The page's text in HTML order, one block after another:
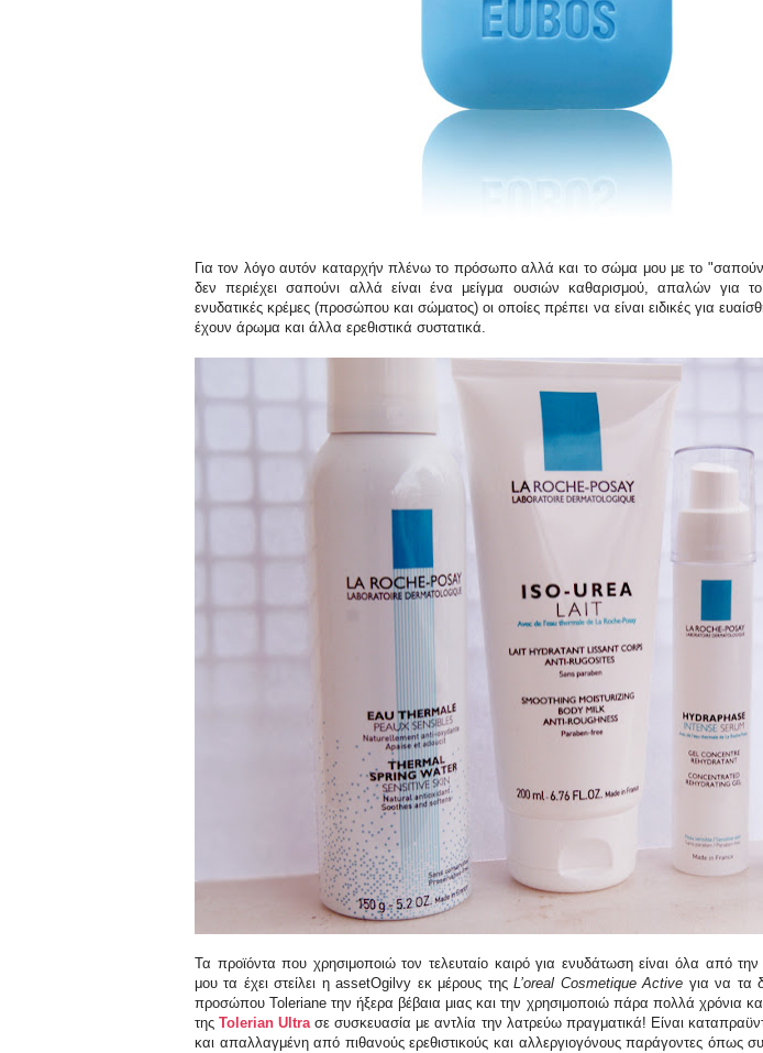
Για τον λόγο αυτόν καταρχήν πλένω το πρόσωπο αλλά και το σώμα μου με το
δεν περιέχει σαπούνι αλλά είναι ένα μείγμα ουσιών καθαρισμού, απαλών για
ενυδατικές κρέμες (προσώπου και σώματος) οι οποίες πρέπει να είναι ειδικές για
έχουν άρωμα και άλλα ερεθιστικά συστατικά.
Τα προϊόντα που χρησιμοποιώ τον τελευταίο καιρό για ενυδάτωση είναι όλα από την
μου τα έχει στείλει ηassetOgilvy εκ μέρους τηςL’oreal Cosmetique Active για να τα
προσώπου Toleriane την ήξερα βέβαια μιας και την χρησιμοποιώ πάρα πολλά χρόνια
τηςTolerian Ultraσε συσκευασία με αντλία την λατρεύω πραγματικά! Είναι
και απαλλαγμένη από πιθανούς ερεθιστικούς και αλλεργιογόνους παράγοντες όπως